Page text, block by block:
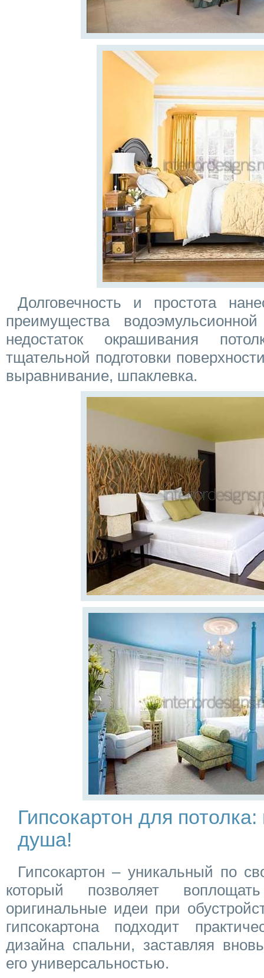
Долговечность и простота
преимущества
недостаток окрашивания
тщательной подготовки
выравнивание, шпаклевка.
Гипсокартон для
душа!
Гипсокартон – уникальный по
который позволяет
оригинальные идеи при
гипсокартона подходит
дизайна спальни, заставляя
его универсальностью.